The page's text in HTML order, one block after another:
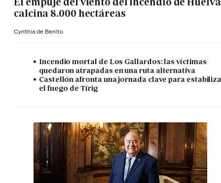
calcina 8.000 hectáreas
Cynthia de Benito
Incendio mortal de Los Gallardos: las víctimas
quedaron atrapadas en una ruta alternativa
Castellón afronta una jornada clave para
el fuego de Tírig